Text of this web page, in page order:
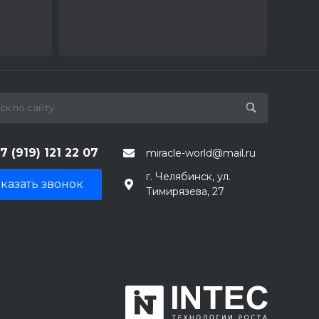
(919) 121 22 07 miracle-world@mail.ru
звонок
г. Челябинск, ул.
Тимирязева, 27